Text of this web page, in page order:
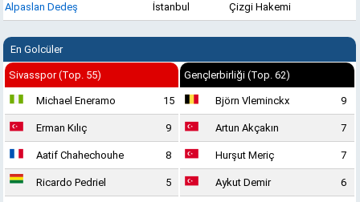
Alpaslan Dedeş İstanbul Çizgi Hakemi
En Golcüler
Sivasspor (Top. 55)
Michael Eneramo 15
Erman Kılıç 9
Aatif Chahechouhe 8
Ricardo Pedriel 5
Gençlerbirliği (Top. 62)
Björn Vleminckx 9
Artun Akçakın 7
Hurşut Meriç 7
Aykut Demir 6